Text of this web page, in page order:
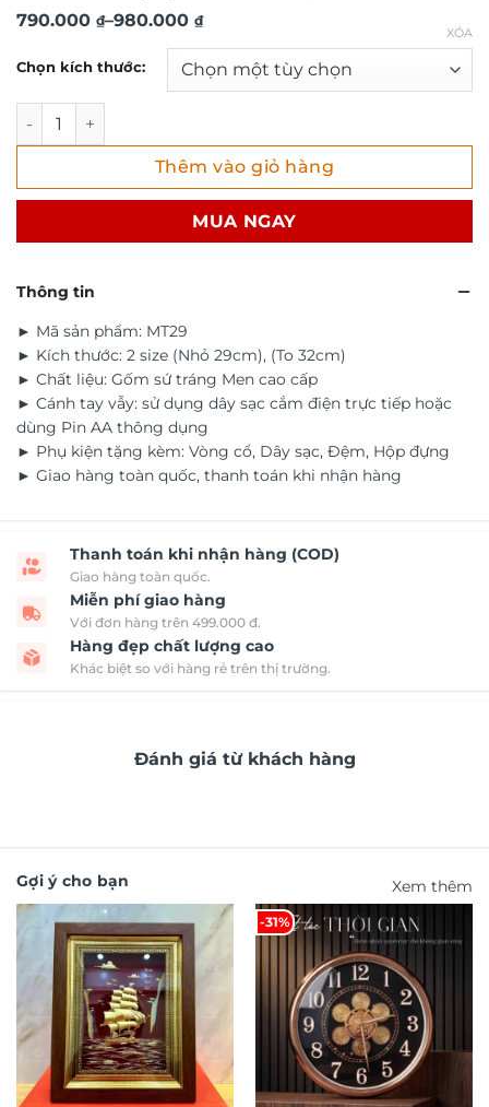
790.000 ₫–980.000 ₫
Khoảng
790.000 ₫
đến
980.000 ₫
Chọn kích thước:
XÓA
Mèo Thần Tài Vẫy Tay Chiêu Tài Đón Lộc MT29 số lượng
Thêm vào giỏ hàng
MUA NGAY
Thông tin
► Mã sản phẩm: MT29
► Kích thước: 2 size (Nhỏ 29cm), (To 32cm)
► Chất liệu: Gốm sứ tráng Men cao cấp
► Cánh tay vẫy: sử dụng dây sạc cắm điện trực tiếp hoặc
dùng Pin AA thông dụng
► Phụ kiện tặng kèm: Vòng cổ, Dây sạc, Đệm, Hộp đựng
► Giao hàng toàn quốc, thanh toán khi nhận hàng
Thanh toán khi nhận hàng (COD)
Giao hàng toàn quốc.
Miễn phí giao hàng
Với đơn hàng trên 499.000 đ.
Hàng đẹp chất lượng cao
Khác biệt so với hàng rẻ trên thị trường.
Đánh giá từ khách hàng
Gợi ý cho bạn Xem thêm
-31%